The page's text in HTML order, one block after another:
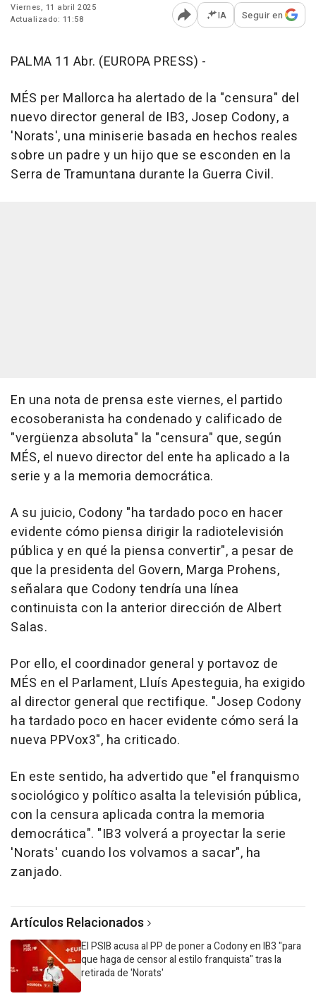
Viernes, 11 abril 2025
Actualizado: 11:58
Abrir opciones para
IA Seguir en
PALMA 11 Abr. (EUROPA PRESS) -
MÉS per Mallorca ha alertado de la "censura" del
nuevo director general de IB3, Josep Codony, a
'Norats', una miniserie basada en hechos reales
sobre un padre y un hijo que se esconden en la
Serra de Tramuntana durante la Guerra Civil.
En una nota de prensa este viernes, el partido
ecosoberanista ha condenado y calificado de
"vergüenza absoluta" la "censura" que, según
MÉS, el nuevo director del ente ha aplicado a la
serie y a la memoria democrática.
A su juicio, Codony "ha tardado poco en hacer
evidente cómo piensa dirigir la radiotelevisión
pública y en qué la piensa convertir", a pesar de
que la presidenta del Govern, Marga Prohens,
señalara que Codony tendría una línea
continuista con la anterior dirección de Albert
Salas.
Por ello, el coordinador general y portavoz de
MÉS en el Parlament, Lluís Apesteguia, ha exigido
al director general que rectifique. "Josep Codony
ha tardado poco en hacer evidente cómo será la
nueva PPVox3", ha criticado.
En este sentido, ha advertido que "el franquismo
sociológico y político asalta la televisión pública,
con la censura aplicada contra la memoria
democrática". "IB3 volverá a proyectar la serie
'Norats' cuando los volvamos a sacar", ha
zanjado.
Artículos Relacionados
El PSIB acusa al PP de poner a Codony en IB3 "para
que haga de censor al estilo franquista" tras la
retirada de 'Norats'